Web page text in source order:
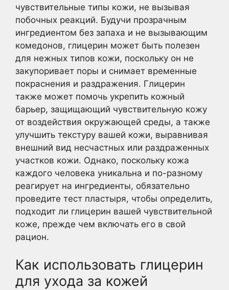
чувствительные типы кожи, не вызывая
побочных реакций. Будучи прозрачным
ингредиентом без запаха и не вызывающим
комедонов, глицерин может быть полезен
для нежных типов кожи, поскольку он не
закупоривает поры и снимает временные
покраснения и раздражения. Глицерин
также может помочь укрепить кожный
барьер, защищающий чувствительную кожу
от воздействия окружающей среды, а также
улучшить текстуру вашей кожи, выравнивая
внешний вид несчастных или раздраженных
участков кожи. Однако, поскольку кожа
каждого человека уникальна и по-разному
реагирует на ингредиенты, обязательно
проведите тест пластыря, чтобы определить,
подходит ли глицерин вашей чувствительной
коже, прежде чем включать его в свой
рацион.
Как использовать глицерин
для ухода за кожей